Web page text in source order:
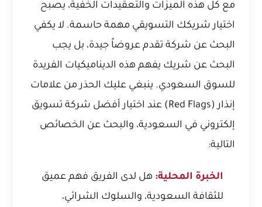
مع كل هذه الميزات والتعقيدات الخفية، يصبح
اختيار شريكك التسويقي مهمة حاسمة. لا يكفي
البحث عن شركة تقدم عروضاً جيدة، بل يجب
البحث عن شريك يفهم هذه الديناميكيات الفريدة
للسوق السعودي. ينبغي عليك الحذر من علامات
إنذار (Red Flags) عند اختيار أفضل شركة تسويق
إلكتروني في السعودية، والبحث عن الخصائص
التالية:
الخبرة المحلية: هل لدى الفريق فهم عميق
للثقافة السعودية، والسلوك الشرائي،